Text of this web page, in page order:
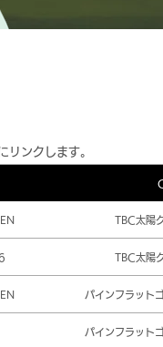
リンクします。
TBC太陽
TBC太陽
パインフラット
パインフラット